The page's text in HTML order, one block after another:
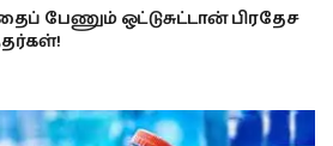
பேணும் ஒட்டுசுட்டான் பிரதேச